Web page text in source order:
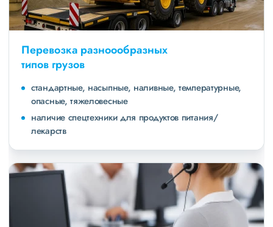
Перевозка разноообразных
типов грузов
стандартные, насыпные, наливные, температурные,
опасные, тяжеловесные
наличие спецтехники для продуктов питания/
лекарств